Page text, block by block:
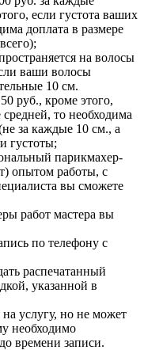
если густота ваших
доплата в размере
на волосы
ваши волосы
10 см.
руб., кроме этого,
то необходима
за каждые 10 см., а
густоты;
парикмахер-
опытом работы, с
вы сможете
работ мастера вы
по телефону с
распечатанный
указанной в
услугу, но не может
необходимо
времени записи.